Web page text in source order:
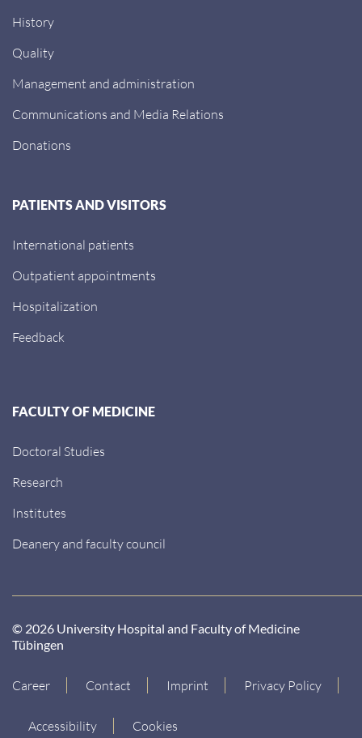
History
Quality
Management and administration
Communications and Media Relations
Donations
PATIENTS AND VISITORS
International patients
Outpatient appointments
Hospitalization
Feedback
FACULTY OF MEDICINE
Doctoral Studies
Research
Institutes
Deanery and faculty council
© 2026 University Hospital and Faculty of Medicine
Tübingen
Career Contact Imprint Privacy Policy
Accessibility Cookies